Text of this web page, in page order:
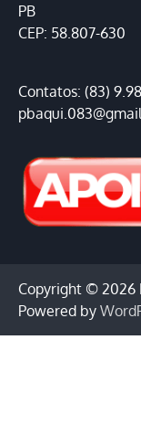
PB
CEP: 58.807-630
Contatos: (83)
Copyright © 2026
Powered by